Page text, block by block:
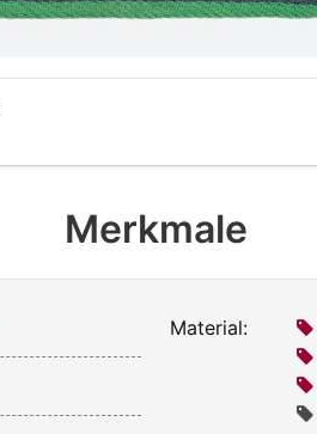
Merkmale
Material: